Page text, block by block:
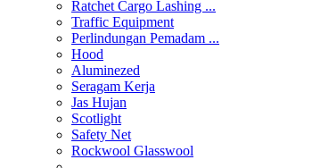
Ratchet Cargo Lashing ...
Traffic Equipment
Perlindungan Pemadam ...
Hood
Aluminezed
Seragam Kerja
Jas Hujan
Scotlight
Safety Net
Rockwool Glasswool